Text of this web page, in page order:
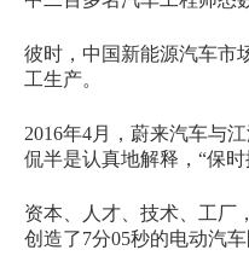
彼时，中国新能源汽车市
工生产。
2016年4月，蔚来汽车与
侃半是认真地解释，“保
资本、人才、技术、工厂
创造了7分05秒的电动汽